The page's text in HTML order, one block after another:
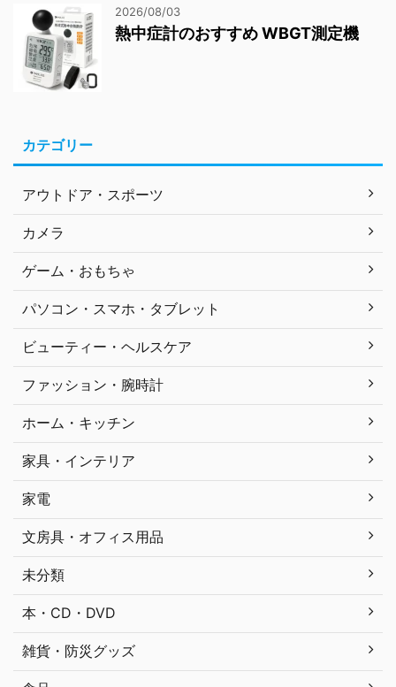
2026/08/03
熱中症計のおすすめ WBGT測定機
カテゴリー
アウトドア・スポーツ
カメラ
ゲーム・おもちゃ
パソコン・スマホ・タブレット
ビューティー・ヘルスケア
ファッション・腕時計
ホーム・キッチン
家具・インテリア
家電
文房具・オフィス用品
未分類
本・CD・DVD
雑貨・防災グッズ